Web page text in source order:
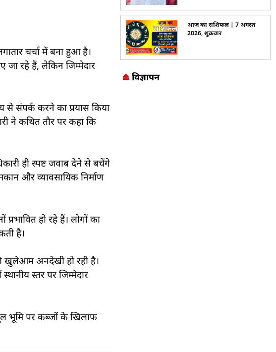
चर्चा में बना हुआ है।
रहे हैं, लेकिन जिम्मेदार
से संपर्क करने का प्रयास किया
ने कथित तौर पर कहा कि
ही स्पष्ट जवाब देने से बचेंगे
और व्यावसायिक निर्माण
हो रहे हैं। लोगों का
है।
खुलेआम अनदेखी हो रही है।
स्तर पर जिम्मेदार
भूमि पर कब्जों के खिलाफ
आज का राशिफल | 7 अगस्त
2026, शुक्रवार
विज्ञापन